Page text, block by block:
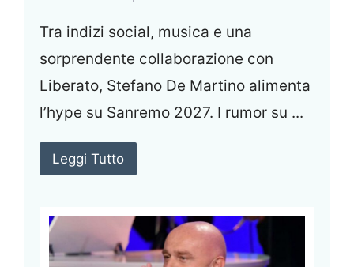
Tra indizi social, musica e una
sorprendente collaborazione con
Liberato, Stefano De Martino alimenta
l’hype su Sanremo 2027. I rumor su ...
Leggi Tutto